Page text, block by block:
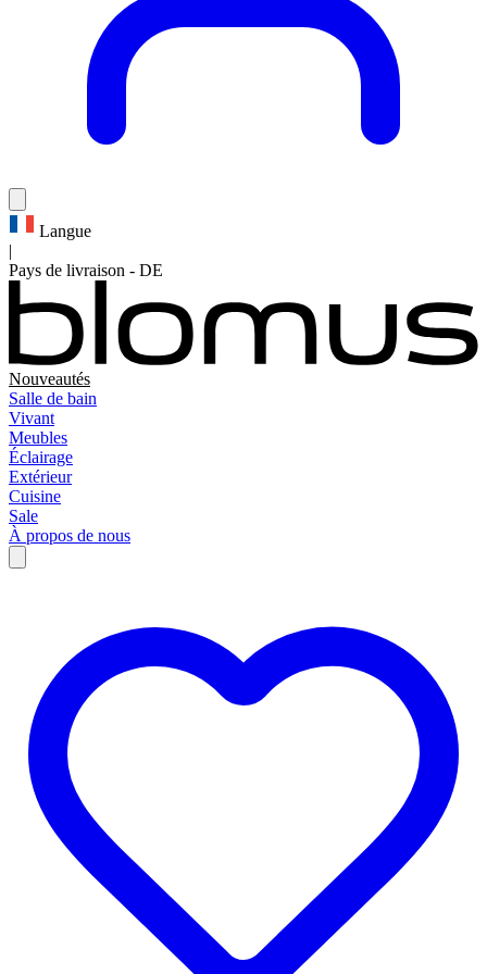
Langue
|
Pays de livraison - DE
Nouveautés
Salle de bain
Vivant
Meubles
Éclairage
Extérieur
Cuisine
Sale
À propos de nous